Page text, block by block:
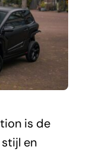
is de
en